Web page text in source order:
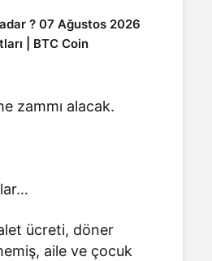
? 07 Ağustos 2026
| BTC Coin
zammı alacak.
ücreti, döner
aile ve çocuk